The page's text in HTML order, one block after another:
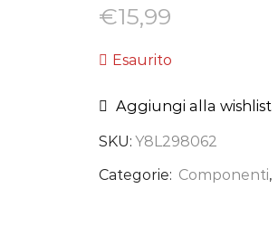
€15,99
Esaurito
Aggiungi alla wishlist
SKU: Y8L298062
Categorie: Componenti,